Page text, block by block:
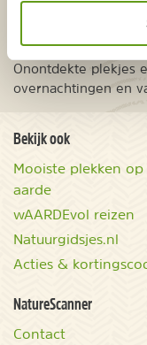
Onontdekte plekjes
overnachtingen en
Bekijk ook
Mooiste plekken op
aarde
wAARDEvol reizen
Natuurgidsjes.nl
Acties &
NatureScanner
Contact